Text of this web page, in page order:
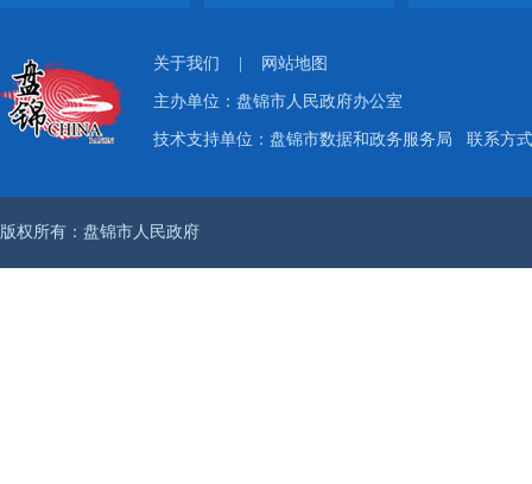
关于我们 网站地图
主办单位：盘锦市人民政府办公室
技术支持单位：盘锦市数据和政务服务局 联系方
版权所有：盘锦市人民政府